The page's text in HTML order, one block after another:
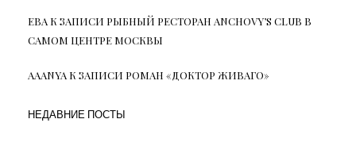
ЕВАК ЗАПИСИ РЫБНЫЙ РЕСТОРАН ANCHOVY’S CLUB В
САМОМ ЦЕНТРЕ МОСКВЫ
AAANYAК ЗАПИСИ РОМАН «ДОКТОР ЖИВАГО»
НЕДАВНИЕ ПОСТЫ